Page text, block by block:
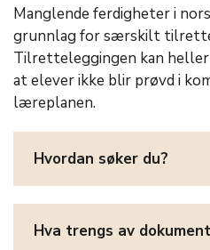
Manglende ferdigheter i
grunnlag for særskilt
Tilretteleggingen kan
at elever ikke blir prøvd i
læreplanen.
Hvordan søker du?
Hva trengs av